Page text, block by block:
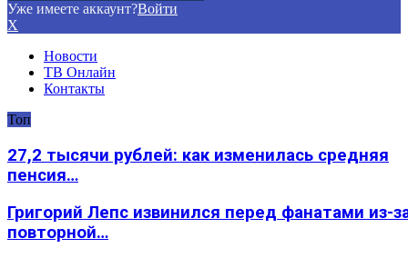
Уже имеете аккаунт?Войти
X
Новости
ТВ Онлайн
Контакты
Топ
27,2 тысячи рублей: как изменилась средняя
пенсия…
Григорий Лепс извинился перед фанатами из-
повторной…